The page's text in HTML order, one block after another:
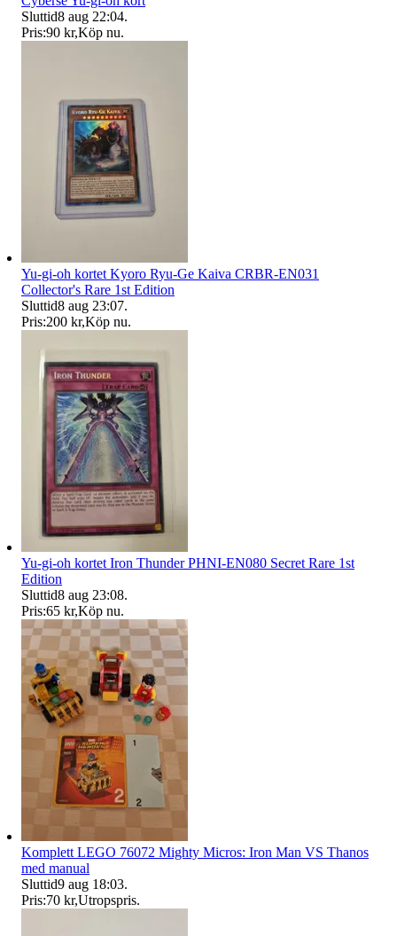
Sluttid8 aug 22:04.
Pris:90 kr,Köp nu.
Yu-gi-oh kortet Kyoro Ryu-Ge Kaiva CRBR-EN031
Collector's Rare 1st Edition
Sluttid8 aug 23:07.
Pris:200 kr,Köp nu.
Yu-gi-oh kortet Iron Thunder PHNI-EN080 Secret Rare 1st
Edition
Sluttid8 aug 23:08.
Pris:65 kr,Köp nu.
Komplett LEGO 76072 Mighty Micros: Iron Man VS Thanos
med manual
Sluttid9 aug 18:03.
Pris:70 kr,Utropspris.